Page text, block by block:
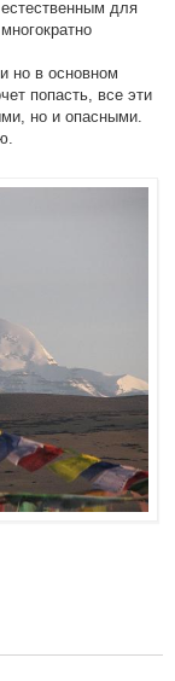
для
но в основном
попасть, все эти
но и опасными.